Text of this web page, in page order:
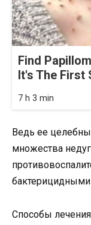
Find
It's The First
7 h 3 min
Ведь ее
множества
Способы